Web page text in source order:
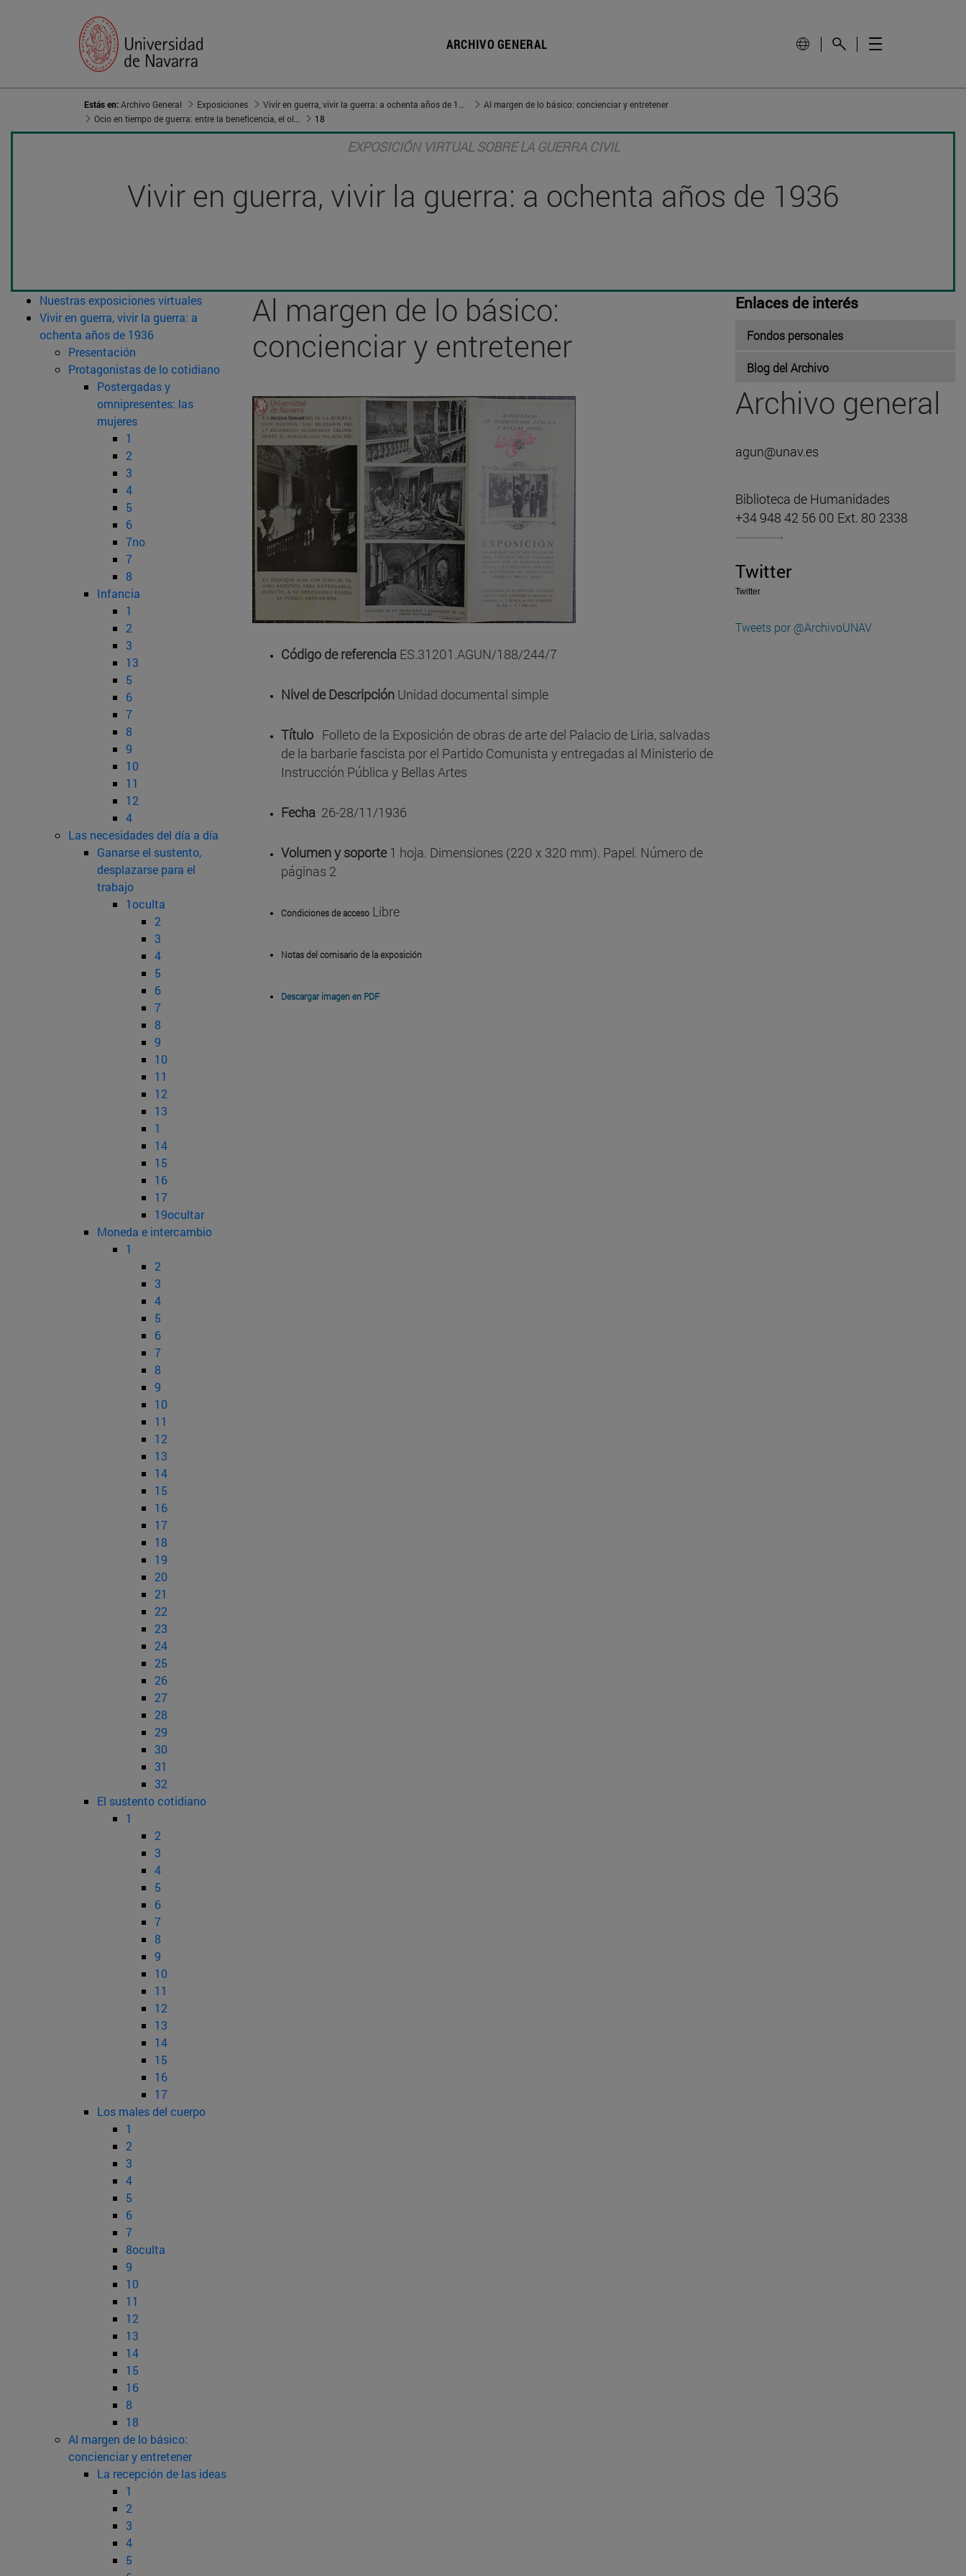
ARCHIVO GENERAL
Estás en:Archivo General Exposiciones
Al margen de lo básico: concienciar y entretener
18
EXPOSICIÓN VIRTUAL SOBRE LA GUERRA CIVIL
Vivir en guerra, vivir la guerra: a ochenta años de 1936
Nuestras exposiciones virtuales
Vivir en guerra, vivir la guerra: a
ochenta años de 1936
Presentación
Protagonistas de lo cotidiano
Postergadas y
omnipresentes: las
mujeres
1
2
3
4
5
6
7no
7
8
Infancia
1
2
3
13
5
6
7
8
9
10
11
12
4
Las necesidades del día a día
Ganarse el sustento,
desplazarse para el
trabajo
1oculta
2
3
4
5
6
7
8
9
10
11
12
13
1
14
15
16
17
19ocultar
Moneda e intercambio
1
2
3
4
5
6
7
8
9
10
11
12
13
14
15
16
17
18
19
20
21
22
23
24
25
26
27
28
29
30
31
32
El sustento cotidiano
1
2
3
4
5
6
7
8
9
10
11
12
13
14
15
16
17
Los males del cuerpo
1
2
3
4
5
6
7
8oculta
9
10
11
12
13
14
15
16
8
18
Al margen de lo básico:
concienciar y entretener
La recepción de las ideas
1
2
3
4
5
Al margen de lo básico:
concienciar y entretener
Código de referencia ES.31201.AGUN/188/244/7
Nivel de Descripción Unidad documental simple
Título Folleto de la Exposición de obras de arte del Palacio de Liria, salvadas
de la barbarie fascista por el Partido Comunista y entregadas al Ministerio de
Instrucción Pública y Bellas Artes
Fecha 26-28/11/1936
Volumen y soporte1 hoja. Dimensiones (220 x 320 mm). Papel. Número de
páginas 2
Condiciones de acceso Libre
Notas del comisario de la exposición
Descargar imagen en PDF
Enlaces de interés
Fondos personales
Blog del Archivo
Archivo general
agun@unav.es
Biblioteca de Humanidades
+34 948 42 56 00 Ext. 80 2338
Twitter
Twitter
Tweets por @ArchivoUNAV